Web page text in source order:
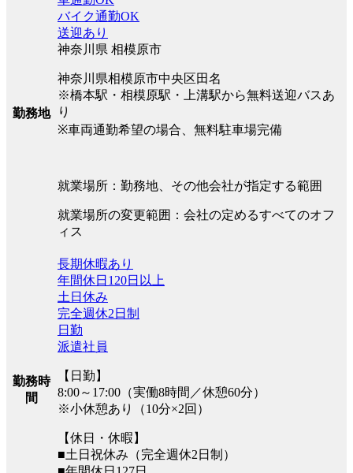
勤務地
バイク通勤OK
送迎あり
神奈川県 相模原市
神奈川県相模原市中央区田名
※橋本駅・相模原駅・上溝駅から無料送迎バスあ
り
※車両通勤希望の場合、無料駐車場完備
就業場所：勤務地、その他会社が指定する範囲
就業場所の変更範囲：会社の定めるすべてのオフ
ィス
勤務時
間
長期休暇あり
年間休日120日以上
土日休み
完全週休2日制
日勤
派遣社員
【日勤】
8:00～17:00（実働8時間／休憩60分）
※小休憩あり（10分×2回）
【休日・休暇】
■土日祝休み（完全週休2日制）